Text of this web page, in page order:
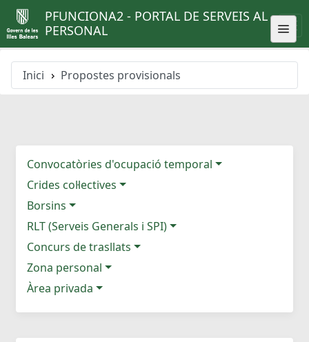
PFUNCIONA2 - PORTAL DE SERVEIS AL
PERSONAL
Inici Propostes provisionals
Convocatòries d'ocupació temporal
Crides col·lectives
Borsins
RLT (Serveis Generals i SPI)
Concurs de trasllats
Zona personal
Àrea privada